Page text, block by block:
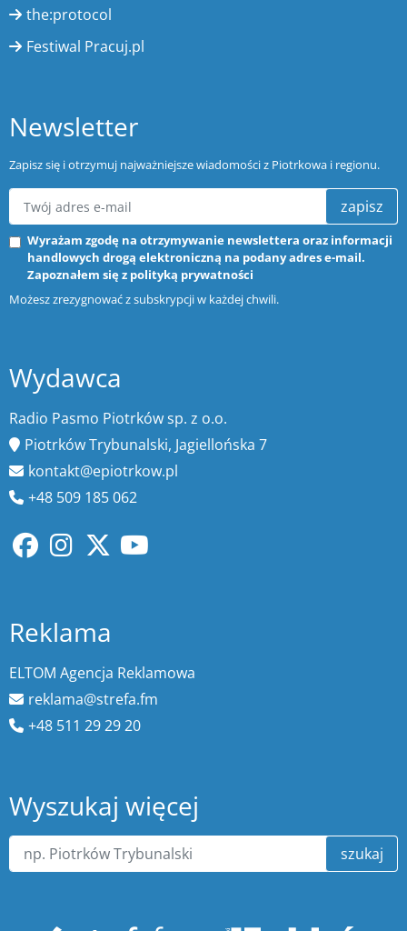
the:protocol
Festiwal Pracuj.pl
Newsletter
Zapisz się i otrzymuj najważniejsze wiadomości z Piotrkowa i regionu.
zapisz
Wyrażam zgodę na otrzymywanie newslettera oraz informacji
handlowych drogą elektroniczną na podany adres e-mail.
Zapoznałem się z polityką prywatności
Możesz zrezygnować z subskrypcji w każdej chwili.
Wydawca
Radio Pasmo Piotrków sp. z o.o.
Piotrków Trybunalski, Jagiellońska 7
kontakt@epiotrkow.pl
+48 509 185 062
Reklama
ELTOM Agencja Reklamowa
reklama@strefa.fm
+48 511 29 29 20
Wyszukaj więcej
szukaj